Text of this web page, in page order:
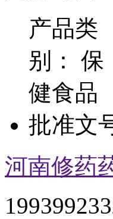
产品类
别： 保
健食品
批准文
河南修药